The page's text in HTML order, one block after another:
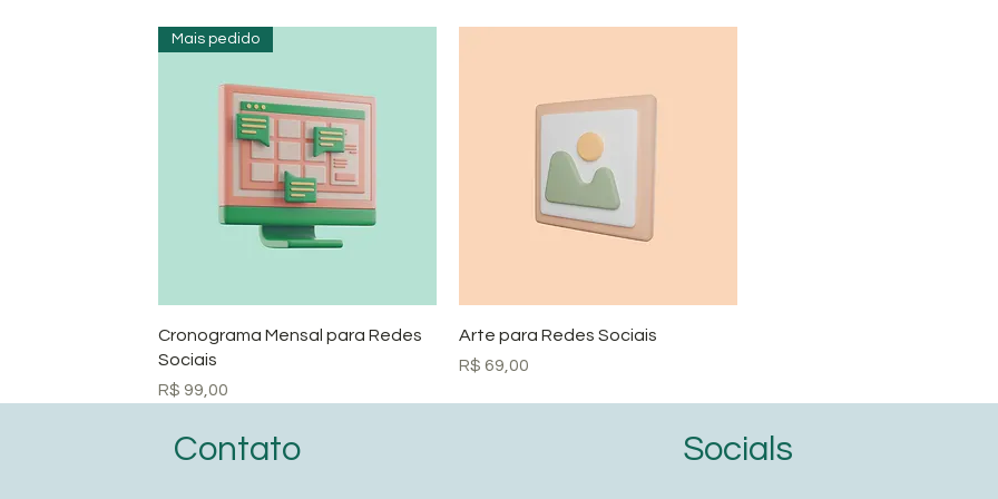
Visualização rápida
Mais pedido
Cronograma Mensal para Redes
Sociais
Preço
R$ 99,00
Visualização rápida
Arte para Redes Sociais
Preço
R$ 69,00
Socials
Contato